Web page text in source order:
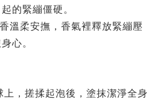
的緊繃僵硬。
溫柔安撫，香氣裡釋放緊繃壓
心。
，搓揉起泡後，塗抹潔淨全身